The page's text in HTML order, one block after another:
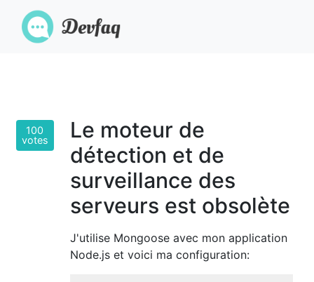
100
votes
Le moteur de
détection et de
surveillance des
serveurs est obsolète
J'utilise Mongoose avec mon application
Node.js et voici ma configuration: